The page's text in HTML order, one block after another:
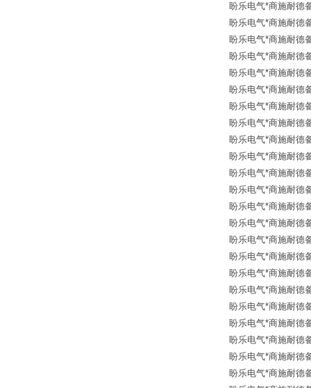
盼乐电气*商施耐德
盼乐电气*商施耐德
盼乐电气*商施耐德
盼乐电气*商施耐德
盼乐电气*商施耐德
盼乐电气*商施耐德
盼乐电气*商施耐德
盼乐电气*商施耐德
盼乐电气*商施耐德
盼乐电气*商施耐德
盼乐电气*商施耐德
盼乐电气*商施耐德
盼乐电气*商施耐德
盼乐电气*商施耐德
盼乐电气*商施耐德
盼乐电气*商施耐德
盼乐电气*商施耐德
盼乐电气*商施耐德
盼乐电气*商施耐德
盼乐电气*商施耐德
盼乐电气*商施耐德
盼乐电气*商施耐德
盼乐电气*商施耐德